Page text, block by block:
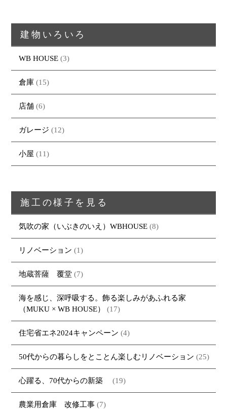
建物いろいろ
WB HOUSE (3)
倉庫 (15)
店舗 (6)
ガレージ (12)
小屋 (11)
施工の様子を見る
気吹の家（いぶきのいえ）WBHOUSE (8)
リノベーション (1)
地蔵菩薩 覆堂 (7)
海を感じ、深呼吸する。飾る楽しみがあふれる家
（MUKU × WB HOUSE）
(17)
住宅省エネ2024キャンペーン (4)
50代からの暮らしをとことん楽しむリノベーション (25)
心躍る、70代からの新築 (19)
農業用倉庫 改修工事 (7)